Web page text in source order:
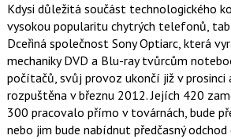
Kdysi důležitá součást technologického
vysokou popularitu chytrých telefonů,
Dceřiná společnost Sony Optiarc, která
mechaniky DVD a Blu-ray tvůrcům
počítačů, svůj provoz ukončí již v prosinci
rozpuštěna v březnu 2012. Jejích 420
300 pracovalo přímo v továrnách, bude
nebo jim bude nabídnut předčasný odchod